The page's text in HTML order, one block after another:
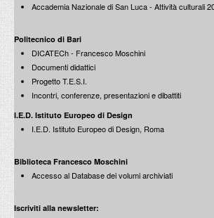
Prampolini
dal futurismo all’informale
Edizioni Carte Segrete / 1992
Edizioni Electa / 1992
Eupolis
Edizioni Laterza / 1990
Edizioni Mondadori / De Luca / 1988
Accademia Nazionale di San Luca - Attività culturali
Politecnico di Bari
DICATECh - Francesco Moschini
Documenti didattici
Progetto T.E.S.I.
Incontri, conferenze, presentazioni e dibattiti
I.E.D. Istituto Europeo di Design
I.E.D. Istituto Europeo di Design, Roma
Biblioteca Francesco Moschini
Accesso al Database dei volumi archiviati
Iscriviti alla newsletter: